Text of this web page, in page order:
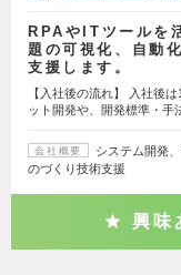
RPAやITツールを
題の可視化、自動
支援します。
【入社後の流れ】 入社後
ット開発や、開発標準・手
会社概要
システム開発
のづくり技術支援
興味